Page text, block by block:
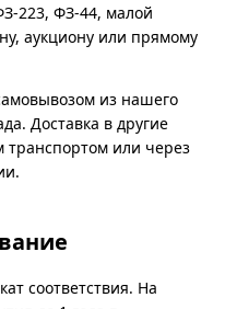
223, ФЗ-44, малой
аукциону или прямому
из нашего
Доставка в другие
транспортом или через
соответствия. На